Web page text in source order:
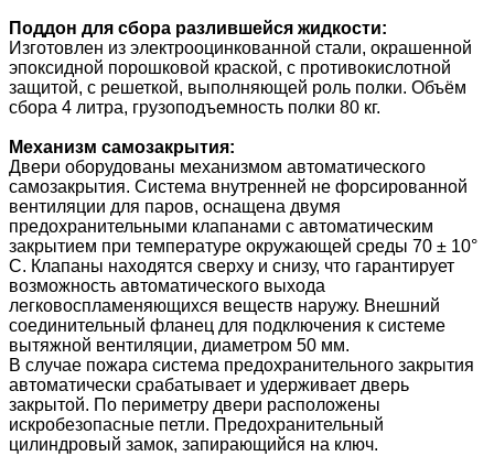
Поддон для сбора разлившейся жидкости:
Изготовлен из электрооцинкованной стали, окрашенной
эпоксидной порошковой краской, с противокислотной
защитой, с решеткой, выполняющей роль полки. Объём
сбора 4 литра, грузоподъемность полки 80 кг.
Механизм самозакрытия:
Двери оборудованы механизмом автоматического
самозакрытия. Система внутренней не форсированной
вентиляции для паров, оснащена двумя
предохранительными клапанами с автоматическим
закрытием при температуре окружающей среды 70 ± 10°
C. Клапаны находятся сверху и снизу, что гарантирует
возможность автоматического выхода
легковоспламеняющихся веществ наружу. Внешний
соединительный фланец для подключения к системе
вытяжной вентиляции, диаметром 50 мм.
В случае пожара система предохранительного закрытия
автоматически срабатывает и удерживает дверь
закрытой. По периметру двери расположены
искробезопасные петли. Предохранительный
цилиндровый замок, запирающийся на ключ.